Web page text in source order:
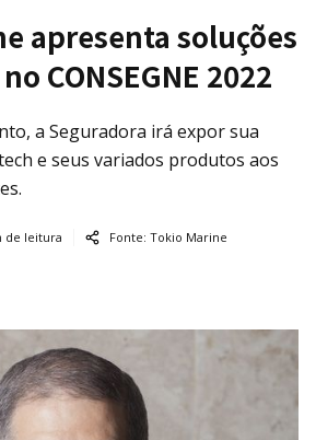
apresenta soluções
CONSEGNE 2022
a Seguradora irá expor sua
e seus variados produtos aos
de leitura Fonte: Tokio Marine